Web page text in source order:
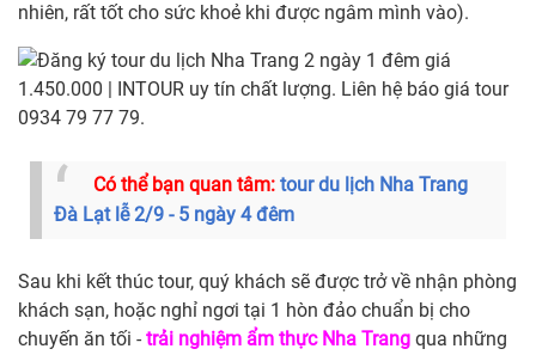
nhiên, rất tốt cho sức khoẻ khi được ngâm mình vào).
Có thể bạn quan tâm: tour du lịch Nha Trang
Đà Lạt lễ 2/9 - 5 ngày 4 đêm
Sau khi kết thúc tour, quý khách sẽ được trở về nhận phòng
khách sạn, hoặc nghỉ ngơi tại 1 hòn đảo chuẩn bị cho
chuyến ăn tối - trải nghiệm ẩm thực Nha Trang qua những